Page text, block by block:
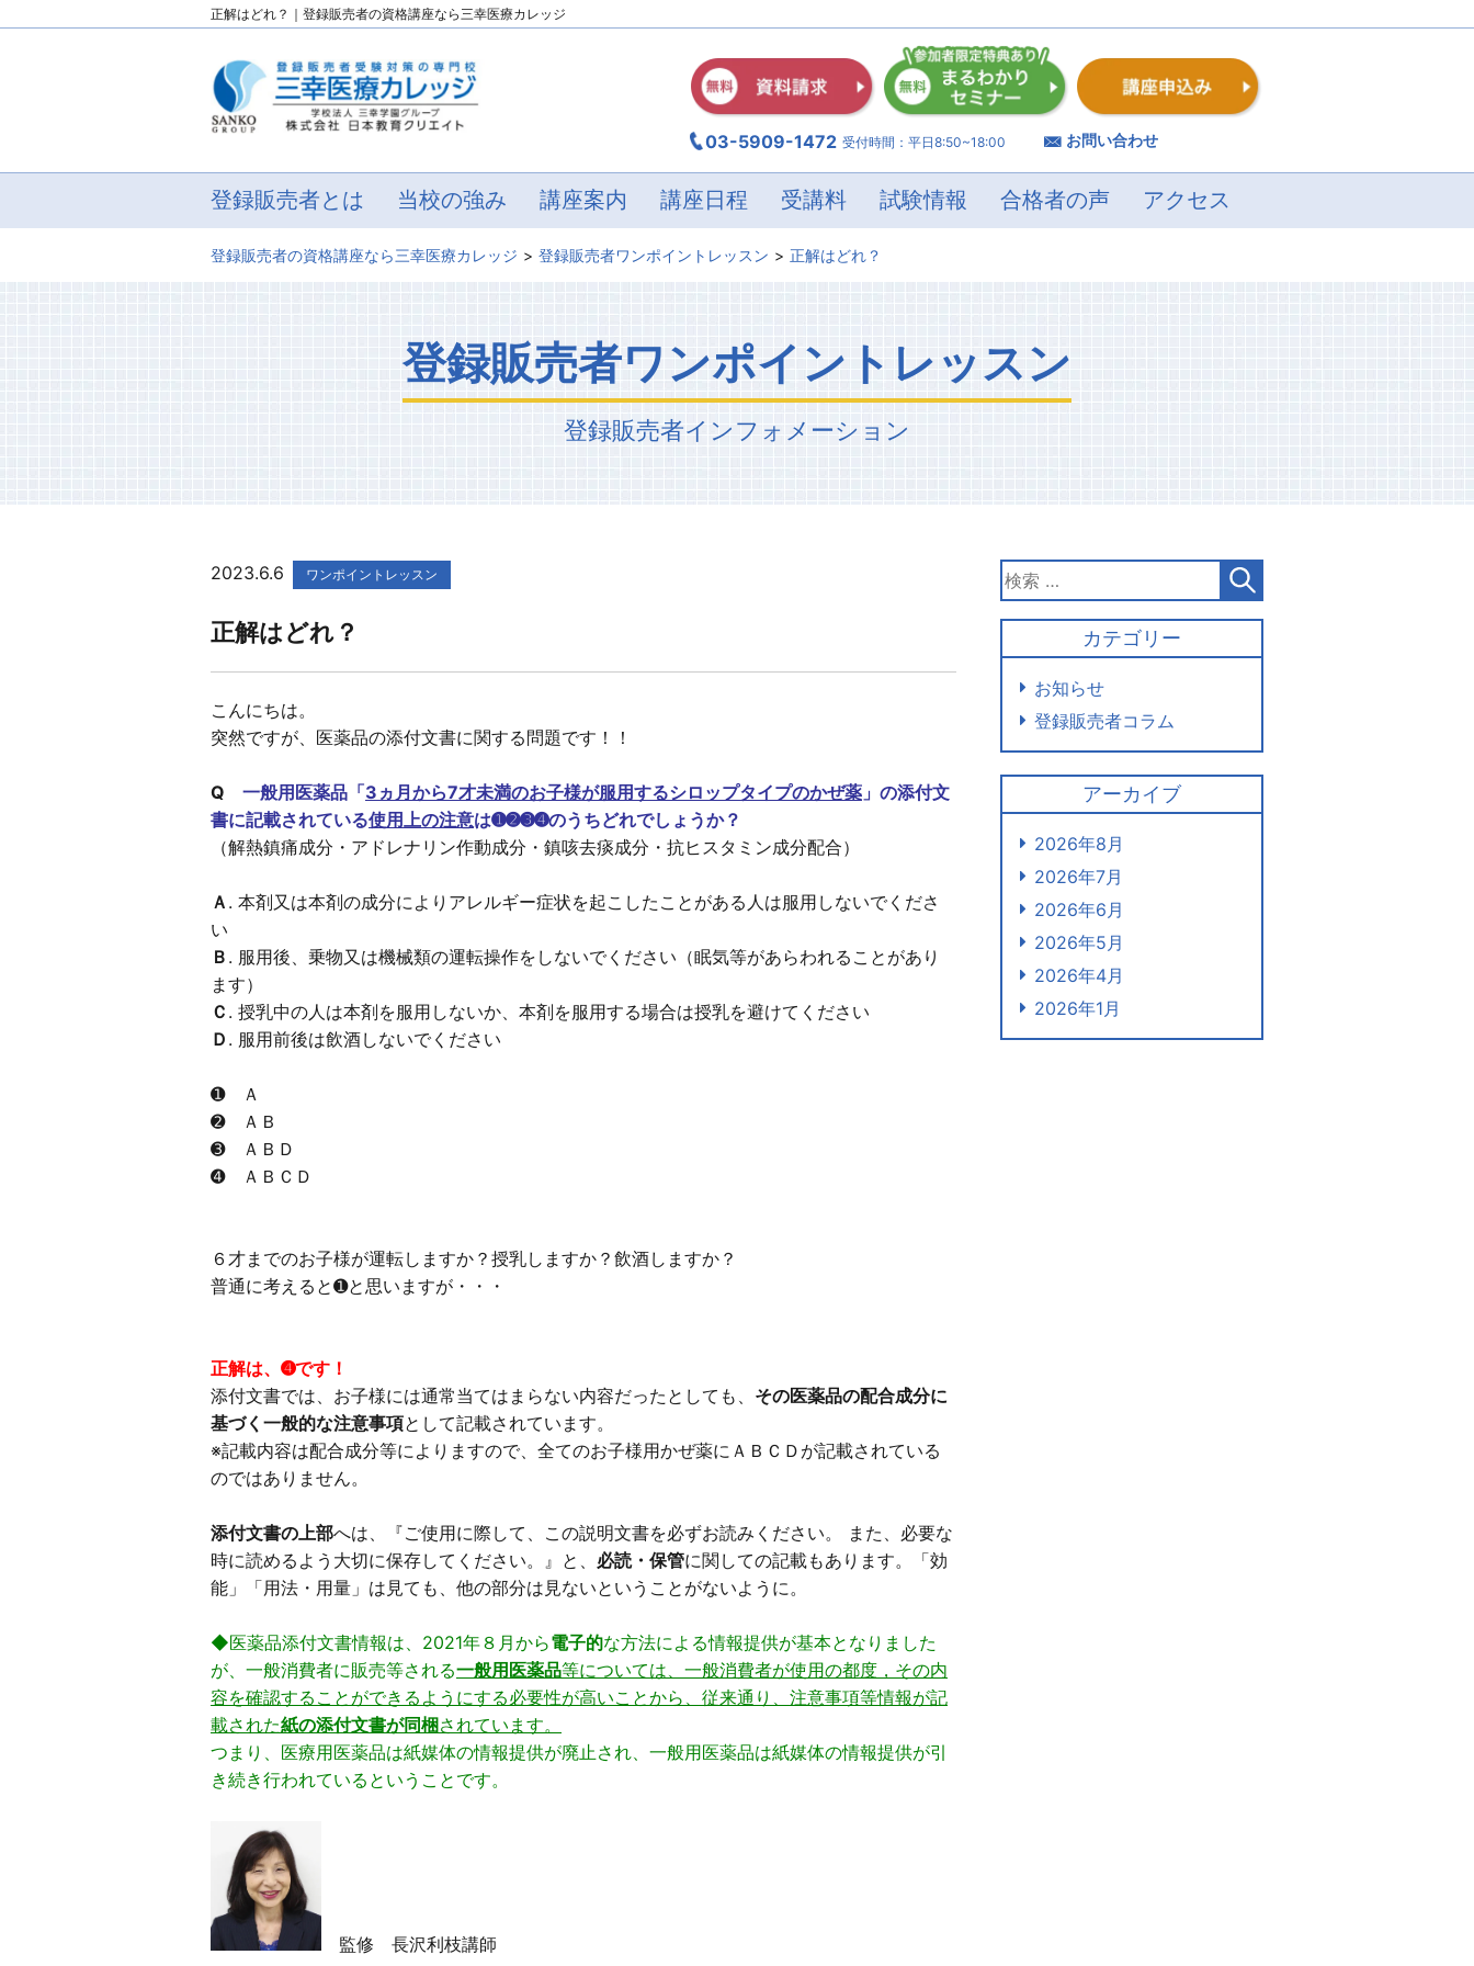
正解はどれ？｜登録販売者の資格講座なら三幸医療カレッジ
03-5909-1472 受付時間：平日8:50~18:00 お問い合わせ
登録販売者とは 当校の強み 講座案内 講座日程 受講料 試験情報 合格者の声 アクセス
登録販売者の資格講座なら三幸医療カレッジ 登録販売者ワンポイントレッスン 正解はどれ？
登録販売者ワンポイントレッスン
登録販売者インフォメーション
2023.6.6 ワンポイントレッスン
正解はどれ？
こんにちは。
突然ですが、医薬品の添付文書に関する問題です！！
Q 一般用医薬品「3ヵ月から7才未満のお子様が服用するシロップタイプのかぜ薬 」の添付文
書に記載されている使用上の注意は➊➋➌➍のうちどれでしょうか？
（解熱鎮痛成分・アドレナリン作動成分・鎮咳去痰成分・抗ヒスタミン成分配合）
Ａ . 本剤又は本剤の成分によりアレルギー症状を起こしたことがある人は服用しないでくださ
い
Ｂ . 服用後、乗物又は機械類の運転操作をしないでください（眠気等があらわれることがあり
ます）
Ｃ . 授乳中の人は本剤を服用しないか、本剤を服用する場合は授乳を避けてください
Ｄ . 服用前後は飲酒しないでください
➊ Ａ
➋ ＡＢ
➌ ＡＢＤ
➍ ＡＢＣＤ
６才までのお子様が運転しますか？授乳しますか？飲酒しますか？
普通に考えると➊と思いますが・・・
正解は、➍です！
添付文書では、お子様には通常当てはまらない内容だったとしても、 その医薬品の配合成分に
基づく一般的な注意事項として記載されています。
※記載内容は配合成分等によりますので、全てのお子様用かぜ薬にＡＢＣＤが記載されている
のではありません。
添付文書の上部へは、『ご使用に際して、この説明文書を必ずお読みください。 また、必要な
時に読めるよう大切に保存してください。』と、 必読・保管に関しての記載もあります。「効
能」「用法・用量」は見ても、他の部分は見ないということがないように。
◆医薬品添付文書情報は、2021年８月から電子的な方法による情報提供が基本となりました
が、一般消費者に販売等される一般用医薬品等については、一般消費者が使用の都度，その内
容を確認することができるようにする必要性が高いことから、従来通り、注意事項等情報が記
載された紙の添付文書が同梱されています。
つまり、医療用医薬品は紙媒体の情報提供が廃止され、一般用医薬品は紙媒体の情報提供が引
き続き行われているということです。
監修 長沢利枝講師
カテゴリー
お知らせ
登録販売者コラム
アーカイブ
2026年8月
2026年7月
2026年6月
2026年5月
2026年4月
2026年1月